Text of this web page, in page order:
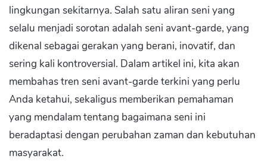
lingkungan sekitarnya. Salah satu aliran seni yang
selalu menjadi sorotan adalah seni avant-garde, yang
dikenal sebagai gerakan yang berani, inovatif, dan
sering kali kontroversial. Dalam artikel ini, kita akan
membahas tren seni avant-garde terkini yang perlu
Anda ketahui, sekaligus memberikan pemahaman
yang mendalam tentang bagaimana seni ini
beradaptasi dengan perubahan zaman dan kebutuhan
masyarakat.